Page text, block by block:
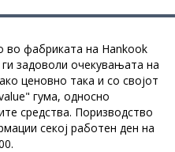
во фабриката на Hankook
задоволи очекувањата на
ценовно така и со својот
гума, односно
средства. Поризводство
секој работен ден на